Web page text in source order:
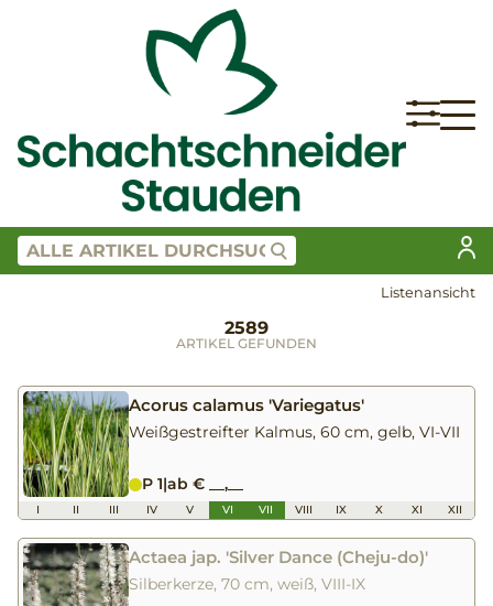
Listenansicht
2589
ARTIKEL GEFUNDEN
Acorus calamus 'Variegatus'
Weißgestreifter Kalmus, 60 cm, gelb, VI-VII
P 1|ab € __,__
I II III IV V VI VII VIII IX X XI XII
Actaea jap. 'Silver Dance (Cheju-do)'
Silberkerze, 70 cm, weiß, VIII-IX